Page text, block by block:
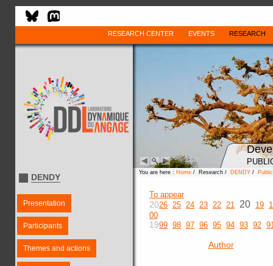
RESEARCH CENTER EVENTS RESEARCH
DENDY
Presentation
Participants
Themes and actions
You are here : Home / Research / DENDY /
To appear
2026 25 24 23 22 21 20 19
00
1999 98 97 96 95 94 93 92
Author